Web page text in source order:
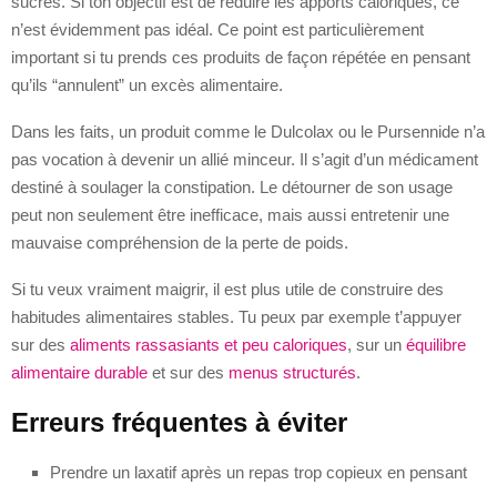
n’est évidemment pas idéal. Ce point est particulièrement
important si tu prends ces produits de façon répétée en pensant
qu’ils “annulent” un excès alimentaire.
Dans les faits, un produit comme le Dulcolax ou le Pursennide n’a
pas vocation à devenir un allié minceur. Il s’agit d’un médicament
destiné à soulager la constipation. Le détourner de son usage
peut non seulement être inefficace, mais aussi entretenir une
mauvaise compréhension de la perte de poids.
Si tu veux vraiment maigrir, il est plus utile de construire des
habitudes alimentaires stables. Tu peux par exemple t’appuyer
sur des aliments rassasiants et peu caloriques, sur un équilibre
alimentaire durable et sur des menus structurés.
Erreurs fréquentes à éviter
Prendre un laxatif après un repas trop copieux en pensant